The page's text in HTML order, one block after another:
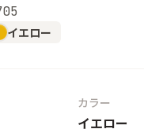
イエロー
カラー
イエロー